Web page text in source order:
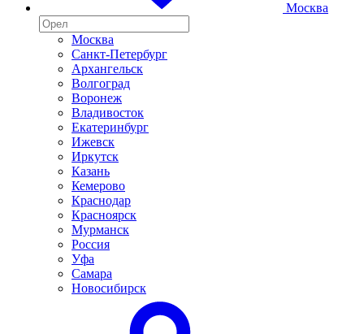
Москва
Москва
Санкт-Петербург
Архангельск
Волгоград
Воронеж
Владивосток
Екатеринбург
Ижевск
Иркутск
Казань
Кемерово
Краснодар
Красноярск
Мурманск
Россия
Уфа
Самара
Новосибирск